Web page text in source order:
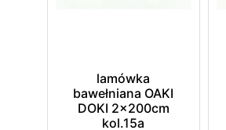
lamówka
bawełniana OAKI
DOKI 2x200cm
kol.15a